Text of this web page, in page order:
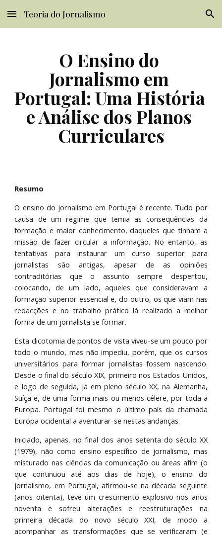
Skip to main content Skip to navigation
Teoria do Jornalismo
O Ensino do
Jornalismo em
Portugal: Uma História
e Análise dos Planos
Curriculares
Resumo
O ensino do jornalismo em Portugal é recente. Tudo por
causa de um regime que temia as consequências da
formação e maior conhecimento, daqueles que tinham a
missão de fazer circular a informação. No entanto, as
tentativas para instaurar um curso superior para
jornalistas são antigas, apesar de as opiniões
contraditórias que o assunto sempre despertou,
colocando, de um lado, aqueles que consideravam a
formação superior essencial e, do outro, os que viam nas
redacções e no trabalho prático lá realizado a melhor
forma de um jornalista se formar.
Esta dicotomia de pontos de vista viveu-se um pouco por
todo o mundo, mas não impediu, porém, que os cursos
universitários para formar jornalistas fossem nascendo.
Desde o final do século XIX, primeiro nos Estados Unidos,
e logo de seguida, já em pleno século XX, na Alemanha,
Suíça e, de uma forma mais ou menos célere, por toda a
Europa. Portugal foi mesmo o último país da chamada
Europa ocidental a aventurar-se nestas andanças.
Iniciado, apenas, no final dos anos setenta do século XX
(1979), não como ensino específico de jornalismo, mas
misturado nas ciências da comunicação ou áreas afim (o
que continuou até aos dias de hoje), o ensino do
jornalismo, em Portugal, afirmou-se na década seguinte
(anos oitenta), teve um crescimento explosivo nos anos
noventa e sofreu alterações e reestruturações na
primeira década do novo século XXI, de modo a
acompanhar as transformações que se verificaram (e